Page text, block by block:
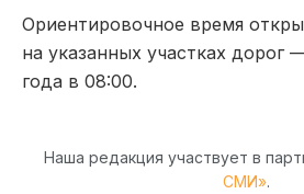
Ориентировочное время
на указанных участках дорог
года в 08:00.
Наша редакция участвует в
СМИ».